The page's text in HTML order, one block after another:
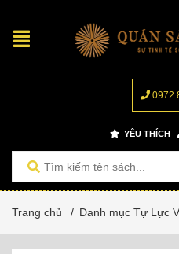
0972
YÊU THÍCH
Trang chủ / Danh mục Tự Lực